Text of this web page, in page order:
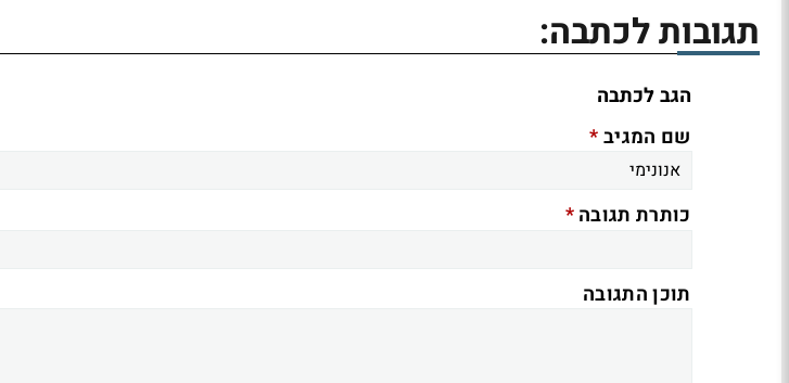
תגובות לכתבה:
הגב לכתבה
שם המגיב*
כותרת תגובה*
תוכן התגובה